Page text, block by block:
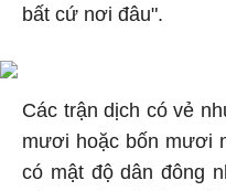
bất cứ nơi đâu".
Các trận dịch có vẻ
mươi hoặc bốn mươi
có mật độ dân đông